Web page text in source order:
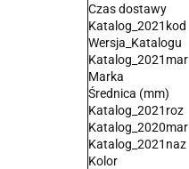
Czas dostawy
Katalog_2021kod
Wersja_Katalogu
Katalog_2021mar
Marka
Średnica (mm)
Katalog_2021roz
Katalog_2020mar
Katalog_2021naz
Kolor